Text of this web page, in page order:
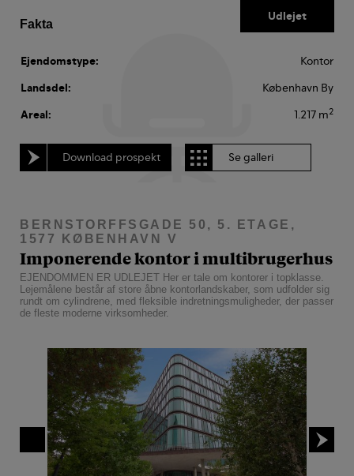
Fakta
Ejendomstype:
Kontor
Landsdel:
København By
Areal:
1.217 m2
Download prospekt Se galleri
BERNSTORFFSGADE 50, 5. ETAGE,
1577 KØBENHAVN V
Imponerende kontor i multibrugerhus
EJENDOMMEN ER UDLEJET Her er tale om kontorer i topklasse.
Lejemålene består af store åbne kontorlandskaber, som udfolder sig
rundt om cylindrene, med fleksible indretningsmuligheder, der passer
de fleste moderne virksomheder.